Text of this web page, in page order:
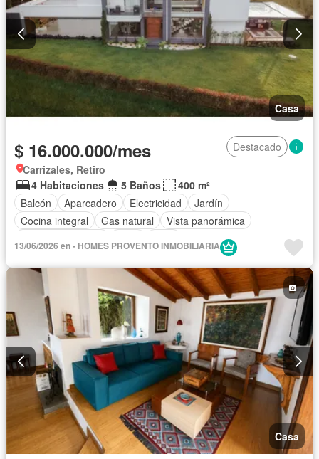
Casa
$ 16.000.000/mes
Destacado
Carrizales, Retiro
4 Habitaciones
5 Baños
400 m²
Balcón
Aparcadero Electricidad
Jardín
Cocina integral
Gas natural
Vista panorámica
13/06/2026 en - HOMES PROVENTO INMOBILIARIA
Casa